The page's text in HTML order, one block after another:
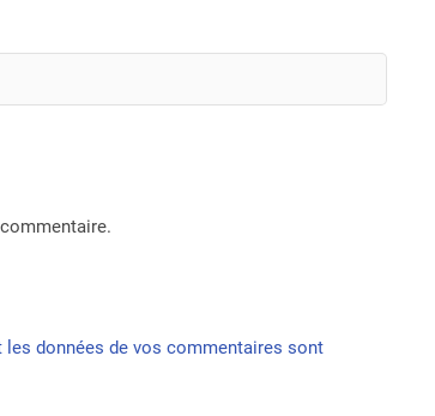
données de vos commentaires sont